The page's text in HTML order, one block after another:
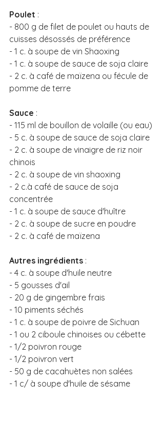
Poulet :
- 800 g de filet de poulet ou hauts de
cuisses désossés de préférence
- 1 c. à soupe de vin Shaoxing
- 1 c. à soupe de sauce de soja claire
- 2 c. à café de maïzena ou fécule de
pomme de terre
Sauce :
- 115 ml de bouillon de volaille (ou eau)
- 5 c. à soupe de sauce de soja claire
- 2 c. à soupe de vinaigre de riz noir
chinois
- 2 c. à soupe de vin shaoxing
- 2 c.à café de sauce de soja
concentrée
- 1 c. à soupe de sauce d'huître
- 2 c. à soupe de sucre en poudre
- 2 c. à café de maïzena
Autres ingrédients :
- 4 c. à soupe d'huile neutre
- 5 gousses d'ail
- 20 g de gingembre frais
- 10 piments séchés
- 1 c. à soupe de poivre de Sichuan
- 1 ou 2 ciboule chinoises ou cébette
- 1/2 poivron rouge
- 1/2 poivron vert
- 50 g de cacahuètes non salées
- 1 c/ à soupe d'huile de sésame